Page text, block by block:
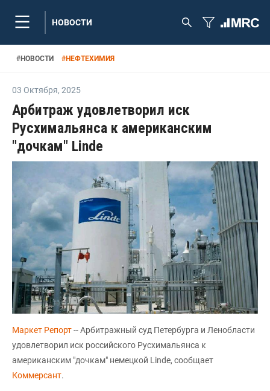
НОВОСТИ
#НОВОСТИ #НЕФТЕХИМИЯ
03 Октября, 2025
Арбитраж удовлетворил иск
Русхимальянса к американским
"дочкам" Linde
Маркет Репорт-- Арбитражный суд Петербурга и Ленобласти
удовлетворил иск российского Русхимальянса к
американским "дочкам" немецкой Linde, сообщает
Коммерсант.